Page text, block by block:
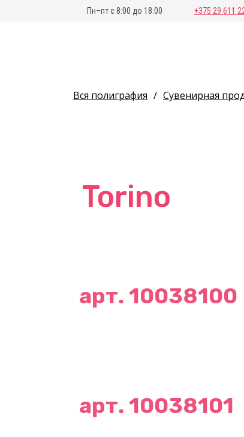
Пн–пт с 8:00 до 18:00 +375 29 611
Вся полиграфия / Сувенирная
Torino
арт. 10038100
арт. 10038101